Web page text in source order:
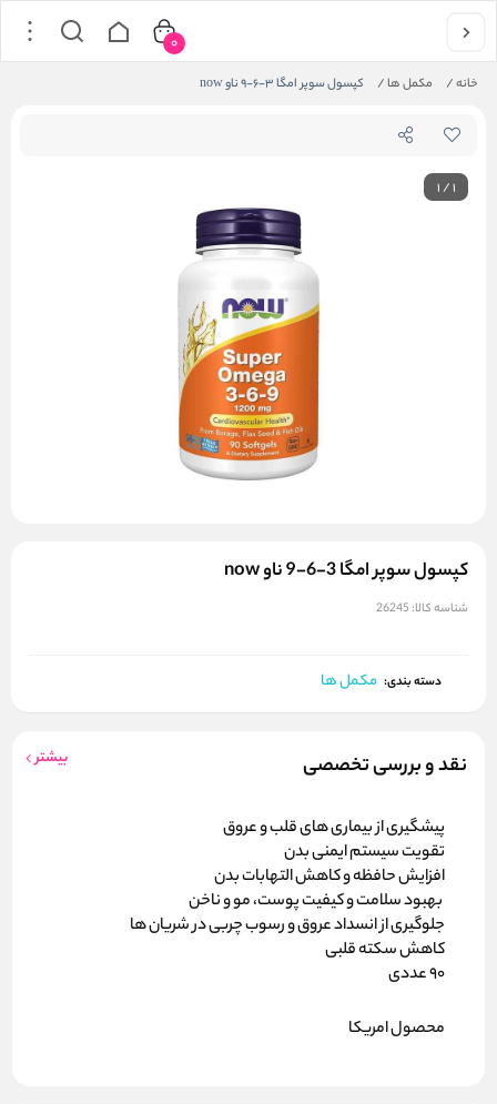
خانه/ مکمل ها/ کپسول سوپر امگا 3-6-9 ناو now
0
1/1
کپسول سوپر امگا 3-6-9 ناو now
شناسه کالا: 26245
دسته بندی: مکمل ها
نقد و بررسی تخصصی بیشتر
پیشگیری از بیماری های قلب و عروق
تقویت سیستم ایمنی بدن
افزایش حافظه و کاهش التهابات بدن
بهبود سلامت و کیفیت پوست، مو و ناخن
جلوگیری از انسداد عروق و رسوب چربی در شریان ها
کاهش سکته قلبی
90 عددی
محصول امریکا